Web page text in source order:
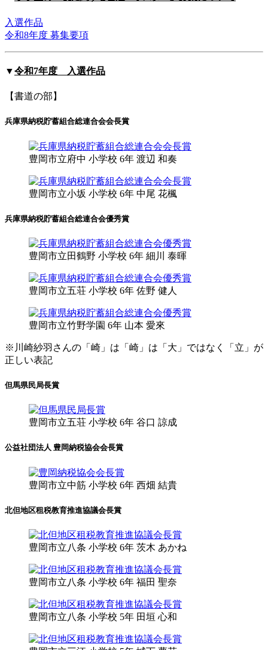
入選作品
令和8年度 募集要項
▼令和7年度 入選作品
【書道の部】
兵庫県納税貯蓄組合総連合会会長賞
豊岡市立府中 小学校 6年 渡辺 和奏
豊岡市立小坂 小学校 6年 中尾 花楓
兵庫県納税貯蓄組合総連合会優秀賞
豊岡市立田鶴野 小学校 6年 細川 泰暉
豊岡市立五荘 小学校 6年 佐野 健人
豊岡市立竹野学園 6年 山本 愛來
※川崎紗羽さんの「崎」は「崎」は「大」ではなく「立」が
正しい表記
但馬県民局長賞
豊岡市立五荘 小学校 6年 谷口 諒成
公益社団法人 豊岡納税協会会長賞
豊岡市立中筋 小学校 6年 西畑 結貴
北但地区租税教育推進協議会長賞
豊岡市立八条 小学校 6年 茨木 あかね
豊岡市立八条 小学校 6年 福田 聖奈
豊岡市立八条 小学校 5年 田垣 心和